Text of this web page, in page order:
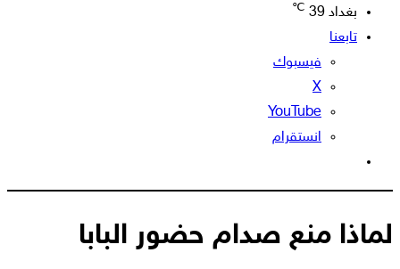
بغداد 39
℃
تابعنا
فيسبوك
‫X
‫YouTube
انستقرام
المظلم
لماذا منع صدام حضور البابا